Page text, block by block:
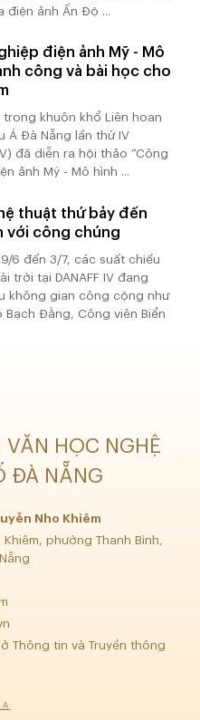
điện ảnh Ấn Độ ...
điện ảnh Mỹ - Mô
công và bài học cho
trong khuôn khổ Liên hoan
Á Đà Nẵng lần thứ IV
IV) đã diễn ra hội thảo “Công
ảnh Mỹ - Mô hình ...
thuật thứ bảy đến
với công chúng
6 đến 3/7, các suất chiếu
trời tại DANAFF IV đang
không gian công cộng như
Bạch Đằng, Công viên Biển
VĂN HỌC NGHỆ
ĐÀ NẴNG
Nho Khiêm
phường Thanh Bình,
Thông tin và Truyền thông